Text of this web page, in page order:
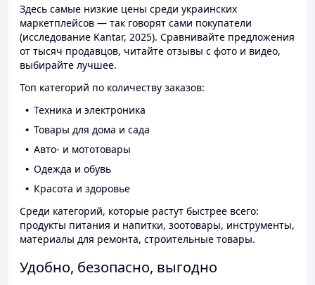
Здесь самые низкие цены среди украинских
маркетплейсов — так говорят сами покупатели
(исследование Kantar, 2025). Сравнивайте предложения
от тысяч продавцов, читайте отзывы с фото и видео,
выбирайте лучшее.
Топ категорий по количеству заказов:
Техника и электроника
Товары для дома и сада
Авто- и мототовары
Одежда и обувь
Красота и здоровье
Среди категорий, которые растут быстрее всего:
продукты питания и напитки, зоотовары, инструменты,
материалы для ремонта, строительные товары.
Удобно, безопасно, выгодно